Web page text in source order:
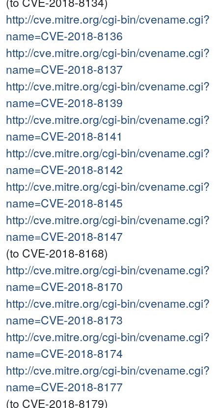
http://cve.mitre.org/cgi-bin/cvename.cgi?
name=CVE-2018-8136
http://cve.mitre.org/cgi-bin/cvename.cgi?
name=CVE-2018-8137
http://cve.mitre.org/cgi-bin/cvename.cgi?
name=CVE-2018-8139
http://cve.mitre.org/cgi-bin/cvename.cgi?
name=CVE-2018-8141
http://cve.mitre.org/cgi-bin/cvename.cgi?
name=CVE-2018-8142
http://cve.mitre.org/cgi-bin/cvename.cgi?
name=CVE-2018-8145
http://cve.mitre.org/cgi-bin/cvename.cgi?
name=CVE-2018-8147
(to CVE-2018-8168)
http://cve.mitre.org/cgi-bin/cvename.cgi?
name=CVE-2018-8170
http://cve.mitre.org/cgi-bin/cvename.cgi?
name=CVE-2018-8173
http://cve.mitre.org/cgi-bin/cvename.cgi?
name=CVE-2018-8174
http://cve.mitre.org/cgi-bin/cvename.cgi?
name=CVE-2018-8177
(to CVE-2018-8179)